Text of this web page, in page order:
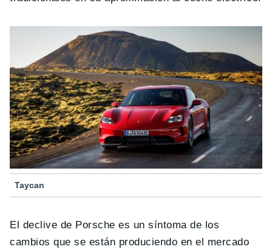
Taycan
El declive de Porsche es un síntoma de los
cambios que se están produciendo en el mercado